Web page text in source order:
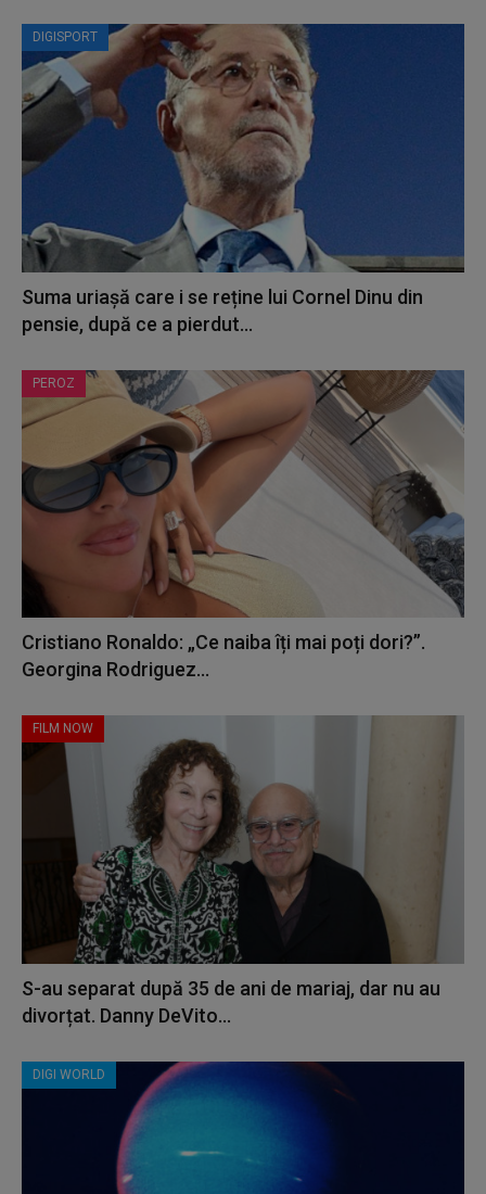
DIGISPORT
Suma uriașă care i se reține lui Cornel Dinu din
pensie, după ce a pierdut...
PEROZ
Cristiano Ronaldo: „Ce naiba îți mai poți dori?”.
Georgina Rodriguez...
FILM NOW
S-au separat după 35 de ani de mariaj, dar nu au
divorțat. Danny DeVito...
DIGI WORLD